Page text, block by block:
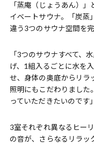
「蒸庵（じょうあん）
イベートサウナ。「炭蒸
違う3つのサウナ空間を完
「3つのサウナすべて、
げ、1組入るごとに水を
せ、身体の奥底からリラ
照明にもこだわりました
っていただきたいのです
3室それぞれ異なるヒー
の音が、さらなるリラッ